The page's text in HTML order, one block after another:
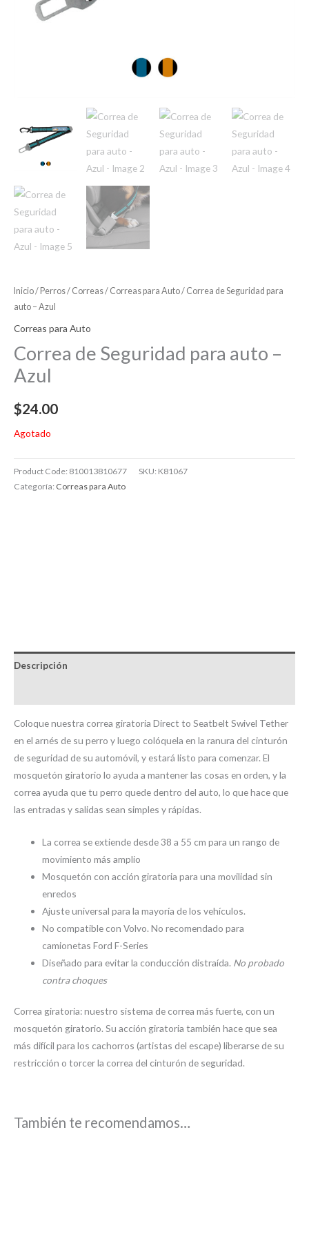
Inicio/ Perros/ Correas/ Correas para Auto/ Correa de Seguridad para
auto – Azul
Correas para Auto
Correa de Seguridad para auto –
Azul
$24.00
Agotado
Product Code: 810013810677 SKU: K81067
Categoría: Correas para Auto
Descripción
Coloque nuestra correa giratoria Direct to Seatbelt Swivel Tether
en el arnés de su perro y luego colóquela en la ranura del cinturón
de seguridad de su automóvil, y estará listo para comenzar. El
mosquetón giratorio lo ayuda a mantener las cosas en orden, y la
correa ayuda que tu perro quede dentro del auto, lo que hace que
las entradas y salidas sean simples y rápidas.
La correa se extiende desde 38 a 55 cm para un rango de
movimiento más amplio
Mosquetón con acción giratoria para una movilidad sin
enredos
Ajuste universal para la mayoría de los vehículos.
No compatible con Volvo. No recomendado para
camionetas Ford F-Series
Diseñado para evitar la conducción distraída. No probado
contra choques
Correa giratoria: nuestro sistema de correa más fuerte, con un
mosquetón giratorio. Su acción giratoria también hace que sea
más difícil para los cachorros (artistas del escape) liberarse de su
restricción o torcer la correa del cinturón de seguridad.
También te recomendamos…